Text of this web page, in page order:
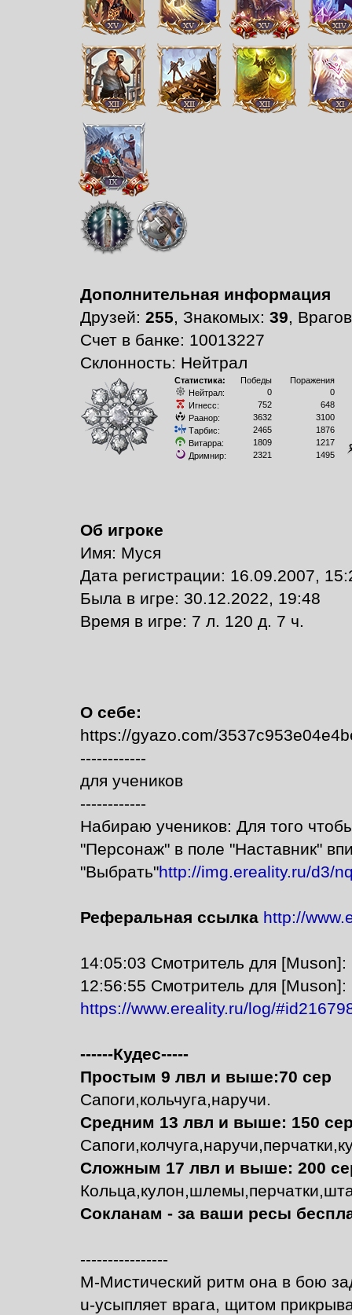
Дополнительная информация
Друзей: 255, Знакомых: 39,
Счет в банке: 10013227
Склонность: Нейтрал
Статистика: Победы
Поражения
Нейтрал:
0
0
Игнесс:
752
648
Раанор:
3632
3100
Тарбис:
2465
1876
Витарра:
1809
1217
Дримнир:
2321 1495
Об игроке
Имя: Муся
Дата регистрации: 16.09.2007,
Былa в игре: 30.12.2022, 19:48
Время в игре: 7 л. 120 д. 7 ч.
О себе:
https://gyazo.com/
------------
для учеников
------------
Набираю учеников: Для того
"Персонаж" в поле "Наставник"
"Выбрать"http://img.ereality.ru/d3/
Реферальная ссылка http://
14:05:03 Смотритель для
12:56:55 Смотритель для
https://www.ereality.ru/log/
------Кудес-----
Простым 9 лвл и выше:70 сер
Сапоги,кольчуга,наручи.
Средним 13 лвл и выше: 150
Сложным 17 лвл и выше: 200
Сокланам - за ваши ресы
----------------
M-Мистический ритм она в бою
u-усыпляет врага, щитом